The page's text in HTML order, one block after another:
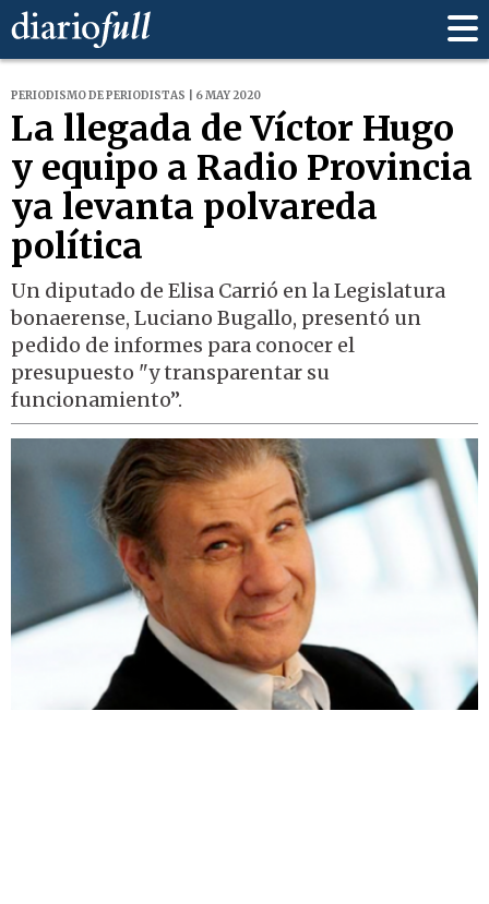
PERIODISMO DE PERIODISTAS | 6 MAY 2020
La llegada de Víctor Hugo
y equipo a Radio Provincia
ya levanta polvareda
política
Un diputado de Elisa Carrió en la Legislatura
bonaerense, Luciano Bugallo, presentó un
pedido de informes para conocer el
presupuesto "y transparentar su
funcionamiento”.